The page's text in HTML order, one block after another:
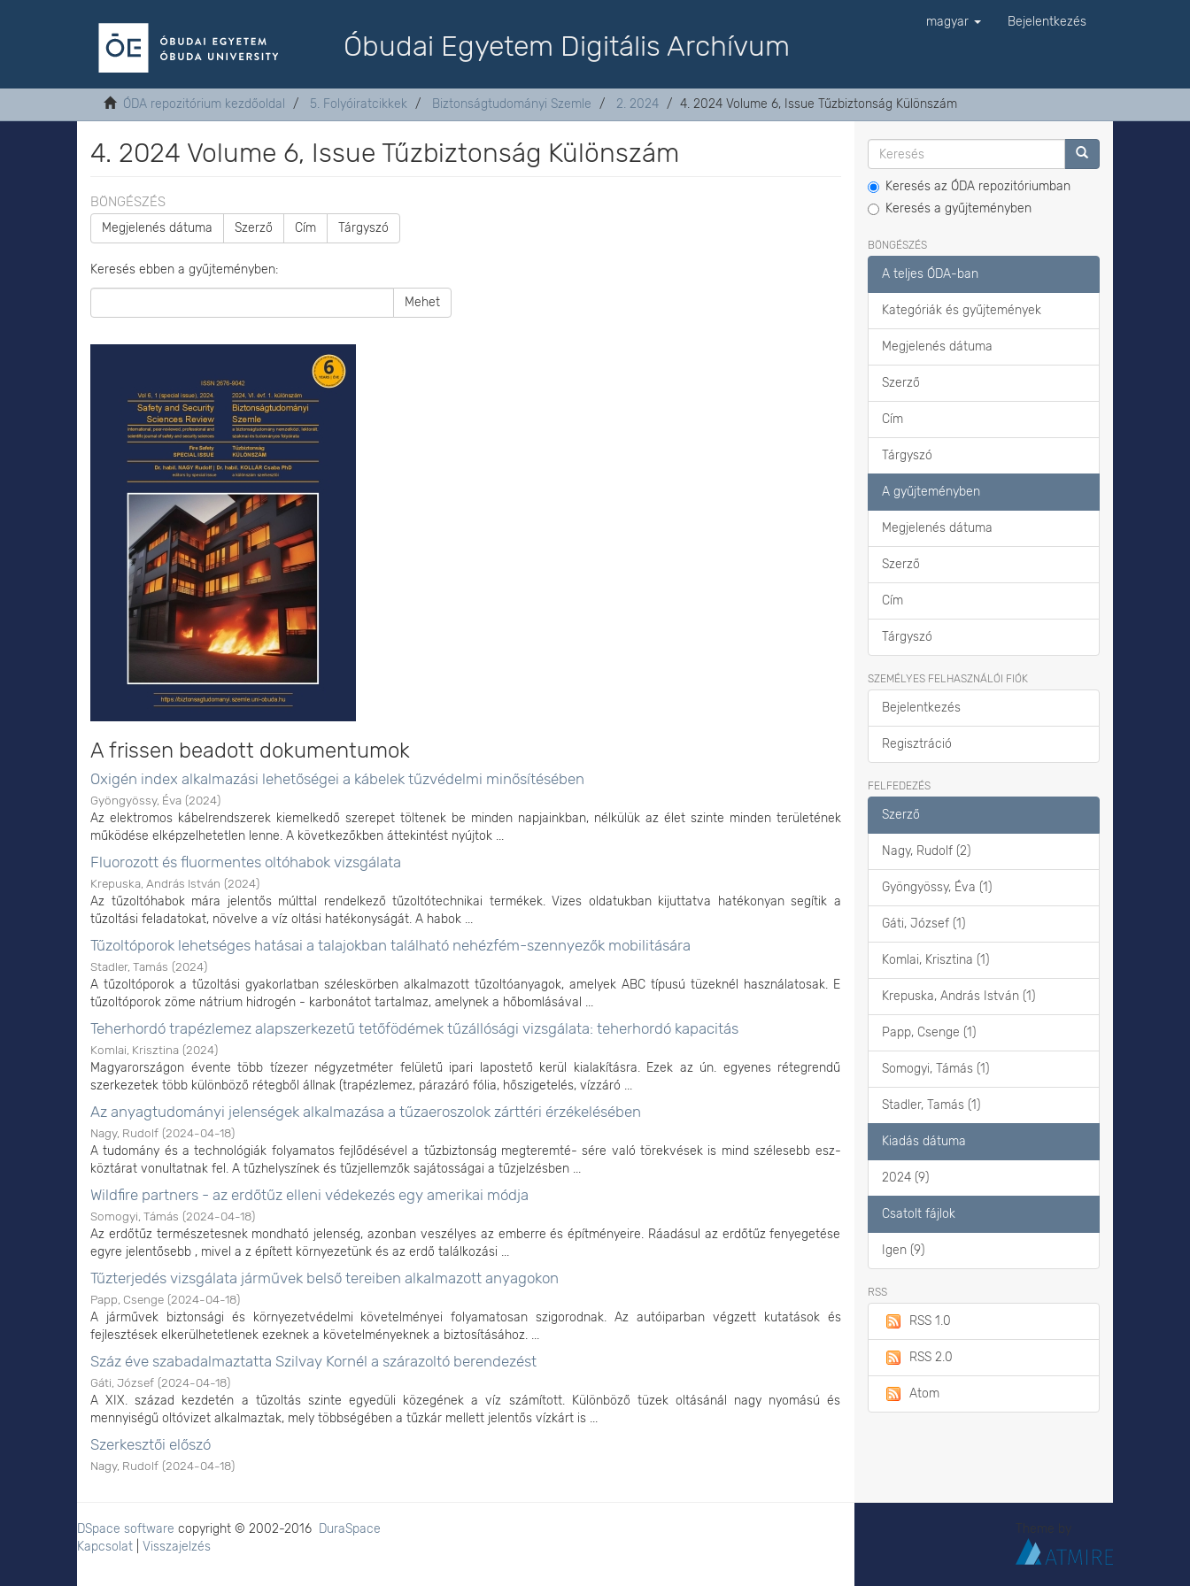
Óbudai Egyetem Digitális Archívum
magyar Bejelentkezés
ÓDA repozitórium kezdőoldal 5. Folyóiratcikkek Biztonságtudományi Szemle 2. 2024 4. 2024 Volume 6, Issue Tűzbiztonság Különszám
4. 2024 Volume 6, Issue Tűzbiztonság Különszám
BÖNGÉSZÉS
Megjelenés dátuma Szerző Cím Tárgyszó
Keresés ebben a gyűjteményben:
Mehet
A frissen beadott dokumentumok
Oxigén index alkalmazási lehetőségei a kábelek tűzvédelmi minősítésében
Gyöngyössy, Éva (2024)
Az elektromos kábelrendszerek kiemelkedő szerepet töltenek be minden napjainkban, nélkülük az élet szinte minden területének
működése elképzelhetetlen lenne. A következőkben áttekintést nyújtok ...
Fluorozott és fluormentes oltóhabok vizsgálata
Krepuska, András István (2024)
Az tűzoltóhabok mára jelentős múlttal rendelkező tűzoltótechnikai termékek. Vizes oldatukban kijuttatva hatékonyan segítik a
tűzoltási feladatokat, növelve a víz oltási hatékonyságát. A habok ...
Tűzoltóporok lehetséges hatásai a talajokban található nehézfém-szennyezők mobilitására
Stadler, Tamás (2024)
A tűzoltóporok a tűzoltási gyakorlatban széleskörben alkalmazott tűzoltóanyagok, amelyek ABC típusú tüzeknél használatosak. E
tűzoltóporok zöme nátrium hidrogén - karbonátot tartalmaz, amelynek a hőbomlásával ...
Teherhordó trapézlemez alapszerkezetű tetőfödémek tűzállósági vizsgálata: teherhordó kapacitás
Komlai, Krisztina (2024)
Magyarországon évente több tízezer négyzetméter felületű ipari lapostető kerül kialakításra. Ezek az ún. egyenes rétegrendű
szerkezetek több különböző rétegből állnak (trapézlemez, párazáró fólia, hőszigetelés, vízzáró ...
Az anyagtudományi jelenségek alkalmazása a tűzaeroszolok zárttéri érzékelésében
Nagy, Rudolf (2024-04-18)
A tudomány és a technológiák folyamatos fejlődésével a tűzbiztonság megteremté- sére való törekvések is mind szélesebb esz-
köztárat vonultatnak fel. A tűzhelyszínek és tűzjellemzők sajátosságai a tűzjelzésben ...
Wildfire partners - az erdőtűz elleni védekezés egy amerikai módja
Somogyi, Támás (2024-04-18)
Az erdőtűz természetesnek mondható jelenség, azonban veszélyes az emberre és építményeire. Ráadásul az erdőtűz fenyegetése
egyre jelentősebb , mivel a z épített környezetünk és az erdő találkozási ...
Tűzterjedés vizsgálata járművek belső tereiben alkalmazott anyagokon
Papp, Csenge (2024-04-18)
A járművek biztonsági és környezetvédelmi követelményei folyamatosan szigorodnak. Az autóiparban végzett kutatások és
fejlesztések elkerülhetetlenek ezeknek a követelményeknek a biztosításához. ...
Száz éve szabadalmaztatta Szilvay Kornél a szárazoltó berendezést
Gáti, József (2024-04-18)
A XIX. század kezdetén a tűzoltás szinte egyedüli közegének a víz számított. Különböző tüzek oltásánál nagy nyomású és
mennyiségű oltóvizet alkalmaztak, mely többségében a tűzkár mellett jelentős vízkárt is ...
Szerkesztői előszó
Nagy, Rudolf (2024-04-18)
Keresés az ÓDA repozitóriumban
Keresés a gyűjteményben
BÖNGÉSZÉS
A teljes ÓDA-ban
Kategóriák és gyűjtemények
Megjelenés dátuma
Szerző
Cím
Tárgyszó
A gyűjteményben
Megjelenés dátuma
Szerző
Cím
Tárgyszó
SZEMÉLYES FELHASZNÁLÓI FIÓK
Bejelentkezés
Regisztráció
FELFEDEZÉS
Szerző
Nagy, Rudolf (2)
Gyöngyössy, Éva (1)
Gáti, József (1)
Komlai, Krisztina (1)
Krepuska, András István (1)
Papp, Csenge (1)
Somogyi, Támás (1)
Stadler, Tamás (1)
Kiadás dátuma
2024 (9)
Csatolt fájlok
Igen (9)
RSS
RSS 1.0
RSS 2.0
Atom
DSpace software copyright © 2002-2016 DuraSpace
Kapcsolat
Visszajelzés
Theme by